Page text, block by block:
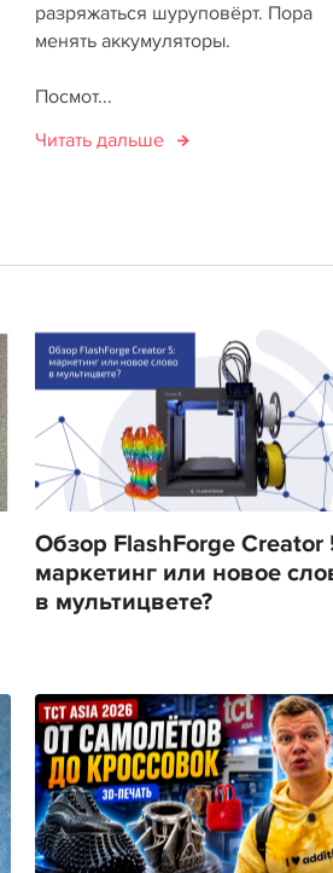
разряжаться шуруповёрт. Пора
менять аккумуляторы.
Посмот...
Читать дальше
Обзор FlashForge Creator
маркетинг или новое
в мультицвете?